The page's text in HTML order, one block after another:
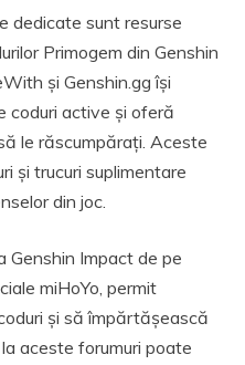
dedicate sunt resurse
Primogem din Genshin
și Genshin.gg își
coduri active și oferă
le răscumpărați. Aceste
și trucuri suplimentare
din joc.
Genshin Impact de pe
miHoYo, permit
și să împărtășească
aceste forumuri poate